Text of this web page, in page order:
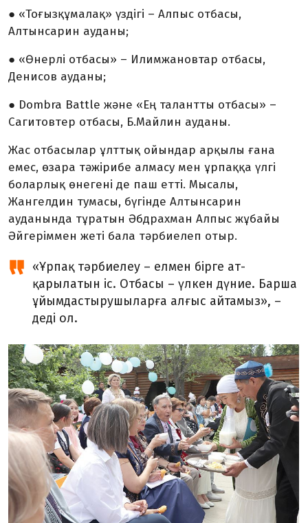
● «Тоғызқұмалақ» үздігі – Алпыс отбасы,
Алтынсарин ауданы;
● «Өнерлі отбасы» – Илимжановтар отбасы,
Денисов ауданы;
● Dombra Battle және «Ең талантты от­ба­сы» –
Сагитовтер отбасы, Б.Майлин ауда­ны.
Жас отбасылар ұлттық ойындар арқылы ғана
емес, өзара тәжірибе алмасу мен ұрпаққа үлгі
боларлық өнегені де паш етті. Мысалы,
Жангелдин тумасы, бүгінде Алтынсарин
ауданында тұратын Әбдрахман Алпыс жұбайы
Әйгеріммен жеті бала тәрбиелеп отыр.
«Ұрпақ тәрбиелеу – елмен бірге ат­
қарылатын іс. Отбасы – үлкен дүние. Барша
ұйымдастырушыларға алғыс айта­мыз», –
деді ол.